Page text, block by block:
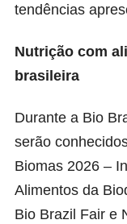
tendências
Nutrição com
brasileira
Durante a Bio
serão
Biomas 2026 –
Alimentos da
Bio Brazil Fair e